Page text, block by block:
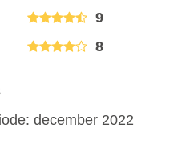
9
8
december 2022